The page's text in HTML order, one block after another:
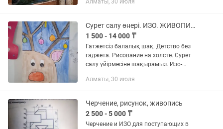
сложности: — муралы — граффити —
квартире —...
Алматы, 30 июля
Сурет салу өнері. ИЗО. ЖИВОПИСЬ. Рисование. Творчество. Поделки
1 500 - 14 000 ₸
Гатжетсіз балалық шақ. Детство без
гаджета. Рисование на холсте. Сурет
салу үйірмесіне шақырамыз. Изо-
Пазлы. Рисование с родителями.
Алматы, 30 июля
Черчение, рисунок, живопись
2 500 - 5 000 ₸
Черчение и ИЗО для поступающих в